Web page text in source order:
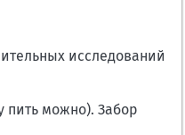
исследований
пить можно). Забор